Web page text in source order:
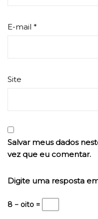
E-mail *
Site
Salvar meus dados
vez que eu comentar.
Digite uma resposta
8 − oito =